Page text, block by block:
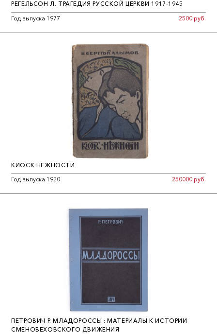
РЕГЕЛЬСОН Л. ТРАГЕДИЯ РУССКОЙ ЦЕРКВИ 1917-1945
Год выпуска 1977
2500 руб.
КИОСК НЕЖНОСТИ
Год выпуска 1920
250000 руб.
ПЕТРОВИЧ Р. МЛАДОРОССЫ : МАТЕРИАЛЫ К ИСТОРИИ
СМЕНОВЕХОВСКОГО ДВИЖЕНИЯ